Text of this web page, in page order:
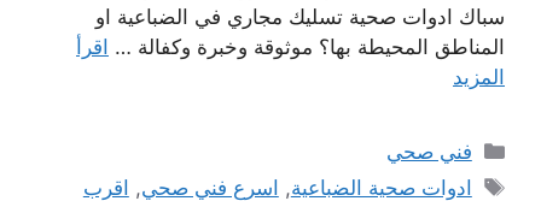
سباك ادوات صحية تسليك مجاري في الضباعية او
المناطق المحيطة بها؟ موثوقة وخبرة وكفالة … اقرأ
المزيد
التصنيفات
فني صحي
الوسوم
ادوات صحية الضباعية, اسرع فني صحي, اقرب